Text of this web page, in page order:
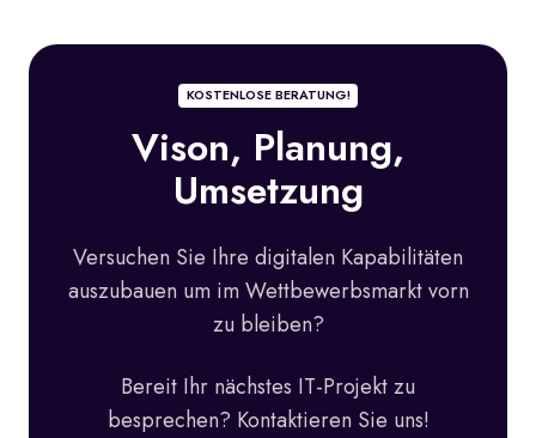
KOSTENLOSE BERATUNG!
Vison, Planung,
Umsetzung
Versuchen Sie Ihre digitalen Kapabilitäten
auszubauen um im Wettbewerbsmarkt vorn
zu bleiben?
Bereit Ihr nächstes IT-Projekt zu
besprechen? Kontaktieren Sie uns!